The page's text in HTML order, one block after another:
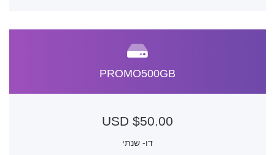
PROMO500GB
$50.00 USD
דו- שנתי